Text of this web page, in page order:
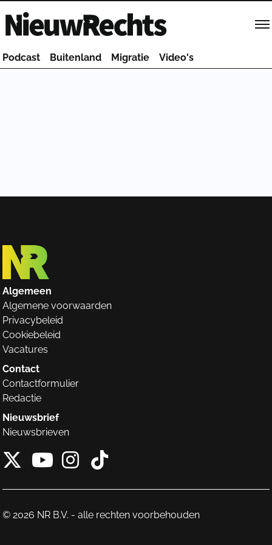
Homepage van NieuwRechts
Podcast Buitenland Migratie Video's
Algemeen
Algemene voorwaarden
Privacybeleid
Cookiebeleid
Vacatures
Contact
Contactformulier
Redactie
Nieuwsbrief
Nieuwsbrieven
X van NieuwRechts
Instagram van
Tiktok van
© 2026 NR B.V. - alle rechten voorbehouden